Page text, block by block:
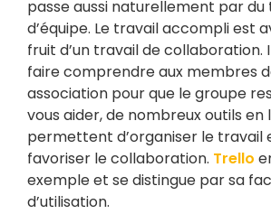
passe aussi naturellement par du
d’équipe. Le travail accompli est
fruit d’un travail de collaboration.
faire comprendre aux membres
association pour que le groupe
vous aider, de nombreux outils en
permettent d’organiser le travail
favoriser le collaboration. Trello
exemple et se distingue par sa
d’utilisation.